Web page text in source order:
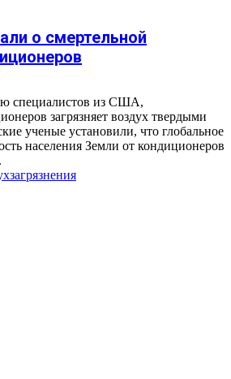
о смертельной
специалистов из США,
загрязняет воздух твердыми
ученые установили, что глобальное
населения Земли от кондиционеров
загрязнения